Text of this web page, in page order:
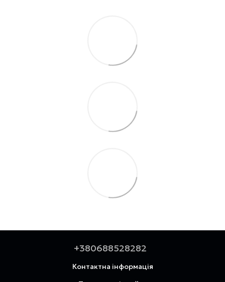
+380688528282
Контактна інформація